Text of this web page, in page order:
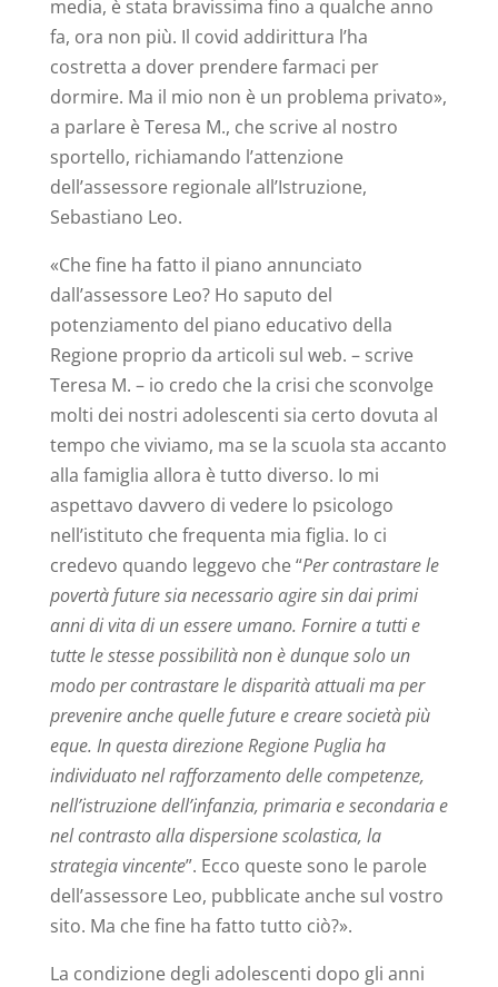
media, è stata bravissima fino a qualche anno
fa, ora non più. Il covid addirittura l’ha
costretta a dover prendere farmaci per
dormire. Ma il mio non è un problema privato»,
a parlare è Teresa M., che scrive al nostro
sportello, richiamando l’attenzione
dell’assessore regionale all’Istruzione,
Sebastiano Leo.
«Che fine ha fatto il piano annunciato
dall’assessore Leo? Ho saputo del
potenziamento del piano educativo della
Regione proprio da articoli sul web. – scrive
Teresa M. – io credo che la crisi che sconvolge
molti dei nostri adolescenti sia certo dovuta al
tempo che viviamo, ma se la scuola sta accanto
alla famiglia allora è tutto diverso. Io mi
aspettavo davvero di vedere lo psicologo
nell’istituto che frequenta mia figlia. Io ci
credevo quando leggevo che “Per contrastare le
povertà future sia necessario agire sin dai primi
anni di vita di un essere umano. Fornire a tutti e
tutte le stesse possibilità non è dunque solo un
modo per contrastare le disparità attuali ma per
prevenire anche quelle future e creare società più
eque. In questa direzione Regione Puglia ha
individuato nel rafforzamento delle competenze,
nell’istruzione dell’infanzia, primaria e secondaria e
nel contrasto alla dispersione scolastica, la
strategia vincente”. Ecco queste sono le parole
dell’assessore Leo, pubblicate anche sul vostro
sito. Ma che fine ha fatto tutto ciò?».
La condizione degli adolescenti dopo gli anni